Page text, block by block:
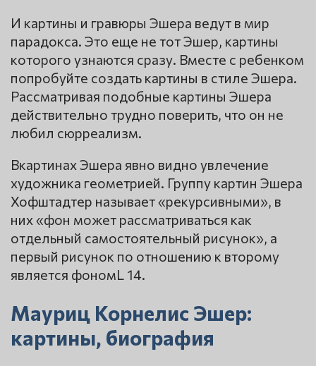
И картины и гравюры Эшера ведут в мир
парадокса. Это еще не тот Эшер, картины
которого узнаются сразу. Вместе с ребенком
попробуйте создать картины в стиле Эшера.
Рассматривая подобные картины Эшера
действительно трудно поверить, что он не
любил сюрреализм.
Вкартинах Эшера явно видно увлечение
художника геометрией. Группу картин Эшера
Хофштадтер называет «рекурсивными», в
них «фон может рассматриваться как
отдельный самостоятельный рисунок», а
первый рисунок по отношению к второму
является фономL 14.
Мауриц Корнелис Эшер:
картины, биография